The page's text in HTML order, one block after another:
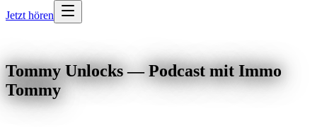
Jetzt hören
Tommy Unlocks — Podcast mit Immo
Tommy